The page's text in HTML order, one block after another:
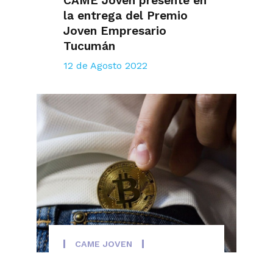
la entrega del Premio
Joven Empresario
Tucumán
12 de Agosto 2022
CAME JOVEN